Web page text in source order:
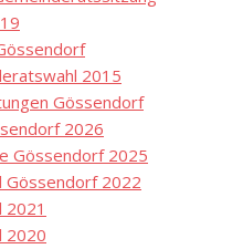
2015
Gössendorf
2026
Gössendorf 2025
Gössendorf 2022
2021
2020